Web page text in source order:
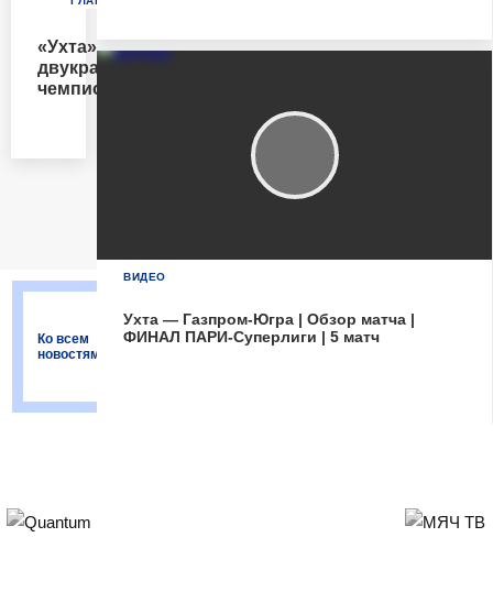
«Ухта»
двукратный
чемпион!!!
«Ухта» в
«Торпедо»
«Ухтой»!!!
Ко всем
новостям
ВИДЕО
Ухта — Газпром-Югра | Обзор матча |
ФИНАЛ ПАРИ-Суперлиги | 5 матч